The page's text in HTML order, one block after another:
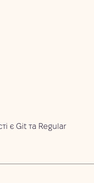
є Git та Regular